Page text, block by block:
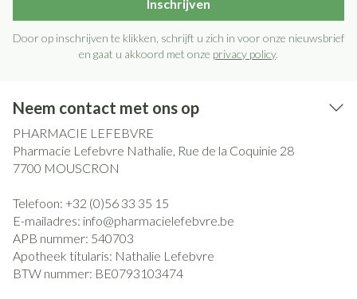
Inschrijven
Door op inschrijven te klikken, schrijft u zich in voor onze nieuwsbrief
en gaat u akkoord met onze privacy policy.
Neem contact met ons op
PHARMACIE LEFEBVRE
Pharmacie Lefebvre Nathalie, Rue de la Coquinie 28
7700 MOUSCRON
Telefoon: +32 (0)56 33 35 15
E-mailadres: info@pharmacielefebvre.be
APB nummer: 540703
Apotheek titularis: Nathalie Lefebvre
BTW nummer: BE0793103474